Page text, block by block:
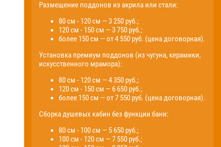
Размещение поддонов из акрила или стали:
80 см - 120 см — 3 250 руб.;
120 см - 150 см — 3 750 руб.;
более 150 см — от 4 550 руб. (цена договорная).
Установка премиум поддонов (из чугуна, керамики,
искусственного мрамора):
80 см - 120 см — 4 350 руб.;
120 см - 150 см — 6 650 руб.;
более 150 см — от 7 550 руб. (цена договорная).
Сборка душевых кабин без функции бани:
80 см - 100 см — 5 650 руб.;
100 см - 120 см — 7 550 руб.;